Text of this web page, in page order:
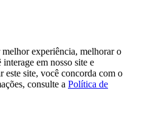
experiência, melhorar o
em nosso site e
site, você concorda com o
consulte a Política de